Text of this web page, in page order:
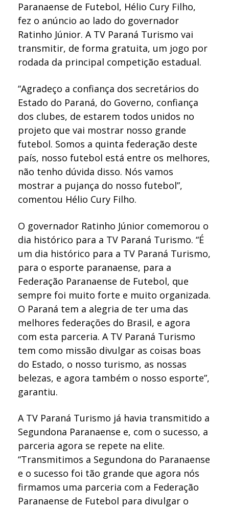
Paranaense de Futebol, Hélio Cury Filho,
fez o anúncio ao lado do governador
Ratinho Júnior. A TV Paraná Turismo vai
transmitir, de forma gratuita, um jogo por
rodada da principal competição estadual.
“Agradeço a confiança dos secretários do
Estado do Paraná, do Governo, confiança
dos clubes, de estarem todos unidos no
projeto que vai mostrar nosso grande
futebol. Somos a quinta federação deste
país, nosso futebol está entre os melhores,
não tenho dúvida disso. Nós vamos
mostrar a pujança do nosso futebol”,
comentou Hélio Cury Filho.
O governador Ratinho Júnior comemorou o
dia histórico para a TV Paraná Turismo. “É
um dia histórico para a TV Paraná Turismo,
para o esporte paranaense, para a
Federação Paranaense de Futebol, que
sempre foi muito forte e muito organizada.
O Paraná tem a alegria de ter uma das
melhores federações do Brasil, e agora
com esta parceria. A TV Paraná Turismo
tem como missão divulgar as coisas boas
do Estado, o nosso turismo, as nossas
belezas, e agora também o nosso esporte”,
garantiu.
A TV Paraná Turismo já havia transmitido a
Segundona Paranaense e, com o sucesso, a
parceria agora se repete na elite.
“Transmitimos a Segundona do Paranaense
e o sucesso foi tão grande que agora nós
firmamos uma parceria com a Federação
Paranaense de Futebol para divulgar o